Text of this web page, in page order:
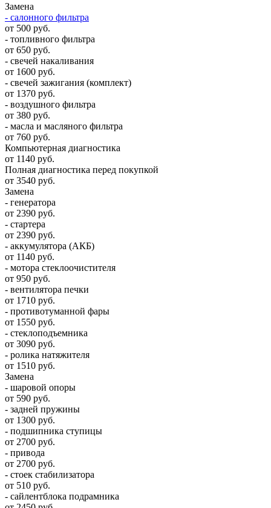
Замена
- салонного фильтра
от 500 руб.
- топливного фильтра
от 650 руб.
- свечей накаливания
от 1600 руб.
- свечей зажигания (комплект)
от 1370 руб.
- воздушного фильтра
от 380 руб.
- масла и масляного фильтра
от 760 руб.
Компьютерная диагностика
от 1140 руб.
Полная диагностика перед покупкой
от 3540 руб.
Замена
- генератора
от 2390 руб.
- стартера
от 2390 руб.
- аккумулятора (АКБ)
от 1140 руб.
- мотора стеклоочистителя
от 950 руб.
- вентилятора печки
от 1710 руб.
- противотуманной фары
от 1550 руб.
- стеклоподъемника
от 3090 руб.
- ролика натяжителя
от 1510 руб.
Замена
- шаровой опоры
от 590 руб.
- задней пружины
от 1300 руб.
- подшипника ступицы
от 2700 руб.
- привода
от 2700 руб.
- стоек стабилизатора
от 510 руб.
- сайлентблока подрамника